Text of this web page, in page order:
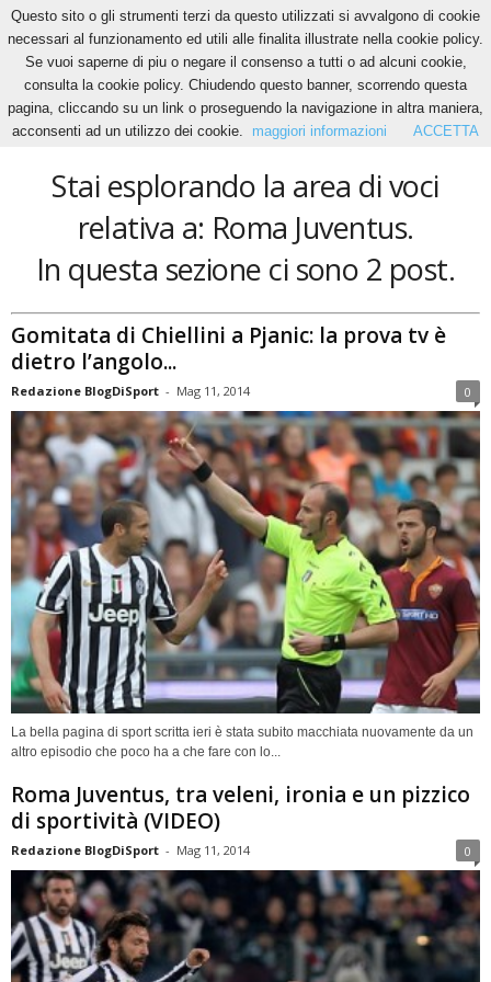
Home Tags Roma Juventus
Roma Juventus
Stai esplorando la area di voci
relativa a: Roma Juventus.
In questa sezione ci sono 2 post.
Gomitata di Chiellini a Pjanic: la prova tv è
dietro l’angolo...
Redazione BlogDiSport - Mag 11, 2014 0
La bella pagina di sport scritta ieri è stata subito macchiata nuovamente da un
altro episodio che poco ha a che fare con lo...
Roma Juventus, tra veleni, ironia e un pizzico
di sportività (VIDEO)
Redazione BlogDiSport - Mag 11, 2014 0
Questo sito o gli strumenti terzi da questo utilizzati si avvalgono di cookie
necessari al funzionamento ed utili alle finalita illustrate nella cookie policy.
Se vuoi saperne di piu o negare il consenso a tutti o ad alcuni cookie,
consulta la cookie policy. Chiudendo questo banner, scorrendo questa
pagina, cliccando su un link o proseguendo la navigazione in altra maniera,
acconsenti ad un utilizzo dei cookie.
maggiori informazioni ACCETTA